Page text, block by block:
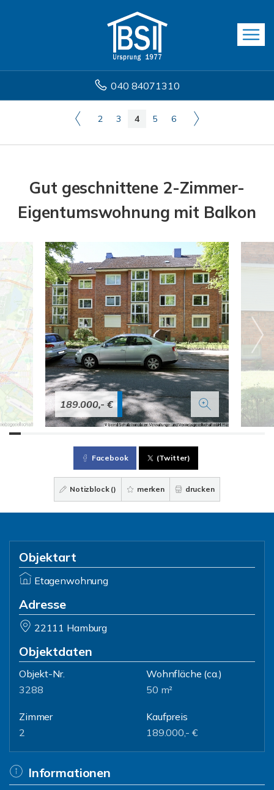
040 84071310
2 3 4 5 6
Gut geschnittene 2-Zimmer-
Eigentumswohnung mit Balkon
189.000,- €
Facebook (Twitter)
Notizblock () merken drucken
Objektart
Etagenwohnung
Adresse
22111 Hamburg
Objektdaten
Objekt-Nr.
3288
Wohnfläche (ca.)
50 m²
Zimmer
2
Kaufpreis
189.000,- €
Informationen